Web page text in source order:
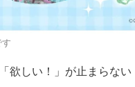
欲しい！」が止まらな